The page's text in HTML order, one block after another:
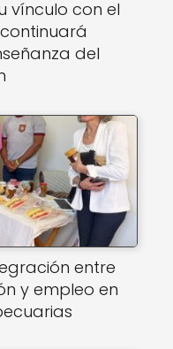
vínculo con el
del
entre
y empleo en